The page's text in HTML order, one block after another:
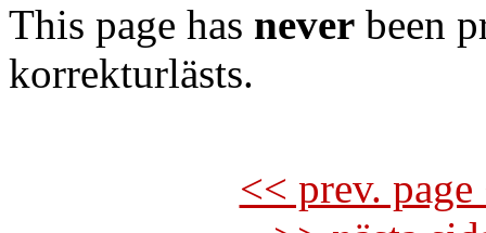
This page has never been
korrekturlästs.
<< prev.